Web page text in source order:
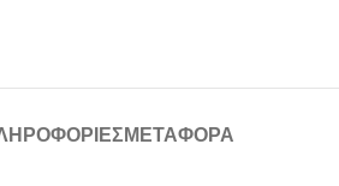
ΜΕΤΑΦΟΡΆ